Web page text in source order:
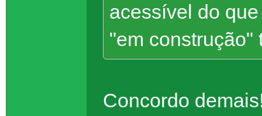
acessível do
"em construção"
Concordo